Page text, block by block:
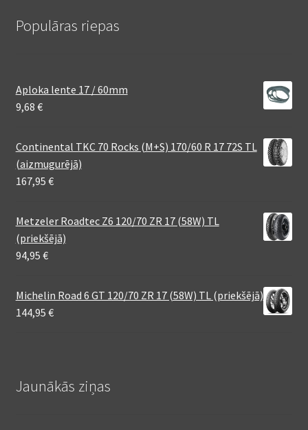
Populāras riepas
Aploka lente 17 / 60mm
9,68 €
Continental TKC 70 Rocks (M+S) 170/60 R 17 72S TL
(aizmugurējā)
167,95 €
Metzeler Roadtec Z6 120/70 ZR 17 (58W) TL
(priekšējā)
94,95 €
Michelin Road 6 GT 120/70 ZR 17 (58W) TL (priekšējā)
144,95 €
Jaunākās ziņas